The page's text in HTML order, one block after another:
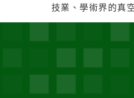
技業、學術界的真